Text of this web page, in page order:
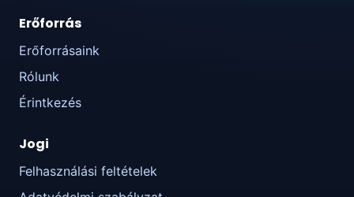
Erőforrás
Erőforrásaink
Rólunk
Érintkezés
Jogi
Felhasználási feltételek